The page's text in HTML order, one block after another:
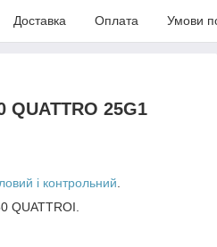
Доставка Оплата Умови
QUATTRO 25G1
і контрольний.
QUATTROI.